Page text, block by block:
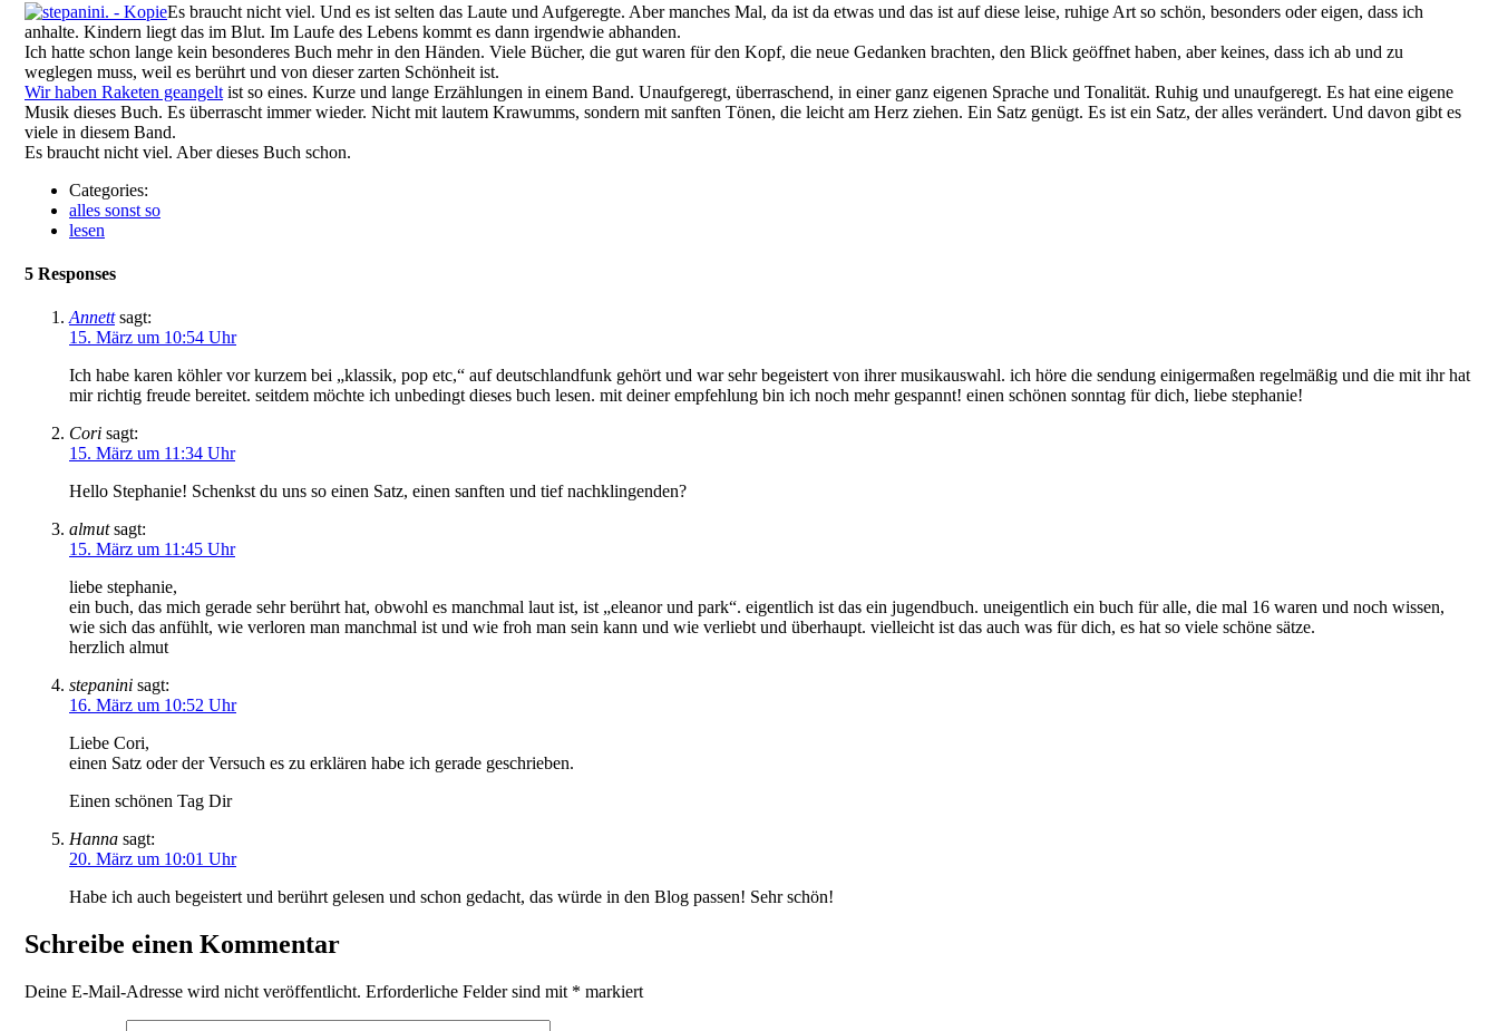
Es braucht nicht viel. Und es ist selten das Laute und Aufgeregte. Aber manches Mal, da ist da etwas und das ist auf diese leise, ruhige Art so schön, besonders oder eigen, dass ich
anhalte. Kindern liegt das im Blut. Im Laufe des Lebens kommt es dann irgendwie abhanden.
Ich hatte schon lange kein besonderes Buch mehr in den Händen. Viele Bücher, die gut waren für den Kopf, die neue Gedanken brachten, den Blick geöffnet haben, aber keines, dass ich ab und zu
weglegen muss, weil es berührt und von dieser zarten Schönheit ist.
Wir haben Raketen geangelt ist so eines. Kurze und lange Erzählungen in einem Band. Unaufgeregt, überraschend, in einer ganz eigenen Sprache und Tonalität. Ruhig und unaufgeregt. Es hat eine eigene
Musik dieses Buch. Es überrascht immer wieder. Nicht mit lautem Krawumms, sondern mit sanften Tönen, die leicht am Herz ziehen. Ein Satz genügt. Es ist ein Satz, der alles verändert. Und davon gibt es
viele in diesem Band.
Es braucht nicht viel. Aber dieses Buch schon.
Categories:
alles sonst so
lesen
5 Responses
Annett sagt:
15. März um 10:54 Uhr
Ich habe karen köhler vor kurzem bei „klassik, pop etc,“ auf deutschlandfunk gehört und war sehr begeistert von ihrer musikauswahl. ich höre die sendung einigermaßen regelmäßig und die mit ihr hat
mir richtig freude bereitet. seitdem möchte ich unbedingt dieses buch lesen. mit deiner empfehlung bin ich noch mehr gespannt! einen schönen sonntag für dich, liebe stephanie!
Cori sagt:
15. März um 11:34 Uhr
Hello Stephanie! Schenkst du uns so einen Satz, einen sanften und tief nachklingenden?
almut sagt:
15. März um 11:45 Uhr
liebe stephanie,
ein buch, das mich gerade sehr berührt hat, obwohl es manchmal laut ist, ist „eleanor und park“. eigentlich ist das ein jugendbuch. uneigentlich ein buch für alle, die mal 16 waren und noch wissen,
wie sich das anfühlt, wie verloren man manchmal ist und wie froh man sein kann und wie verliebt und überhaupt. vielleicht ist das auch was für dich, es hat so viele schöne sätze.
herzlich almut
stepanini sagt:
16. März um 10:52 Uhr
Liebe Cori,
einen Satz oder der Versuch es zu erklären habe ich gerade geschrieben.
Einen schönen Tag Dir
Hanna sagt:
20. März um 10:01 Uhr
Habe ich auch begeistert und berührt gelesen und schon gedacht, das würde in den Blog passen! Sehr schön!
Schreibe einen Kommentar
Deine E-Mail-Adresse wird nicht veröffentlicht. Erforderliche Felder sind mit * markiert